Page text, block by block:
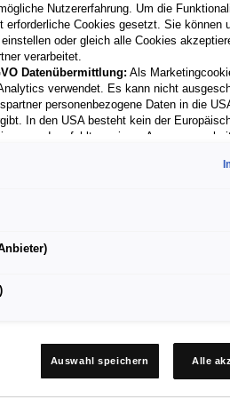
St. Johann im
Nutzererfahrung. Um die
erforderliche Cookies gesetzt. Sie können
oder gleich alle Cookies
verarbeitet.
Datenübermittlung: Als
verwendet. Es kann nicht
personenbezogene Daten in die
In den USA besteht kein der
und es fehlt an einem
können, in den USA keine
können, wobei Eingriffe in Ihre
beschränkt sind.
Sollten Sie
Abs 1 lit a) DSGVO der Übermittlung
Daten zu. Details zu den
werden, finden Sie in den Cookie-
Richtlinie oder in den Cookie-
Webseite.
Sofern Sie über einen von uns
Auswahl speichern Alle